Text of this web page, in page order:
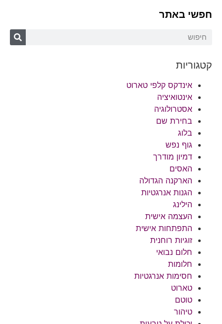
חפשי באתר
קטגוריות
אינדקס קלפי טארוט
אינטואיציה
אסטרולוגיה
בחירת שם
בלוג
גוף נפש
דמיון מודרך
האסים
הארקנה הגדולה
הגנות אנרגטיות
הילינג
העצמה אישית
התפתחות אישית
זוגיות רוחנית
חלום נבואי
חלומות
חסימות אנרגטיות
טארוט
טוטם
טיהור